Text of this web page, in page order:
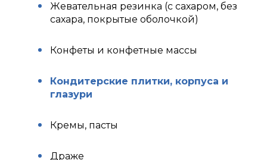
Жевательная резинка (с сахаром, без
сахара, покрытые оболочкой)
Конфеты и конфетные массы
Кондитерские плитки, корпуса и
глазури
Кремы, пасты
Драже